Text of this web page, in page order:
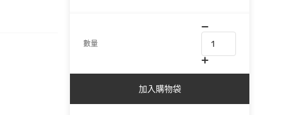
數量
加入購物袋